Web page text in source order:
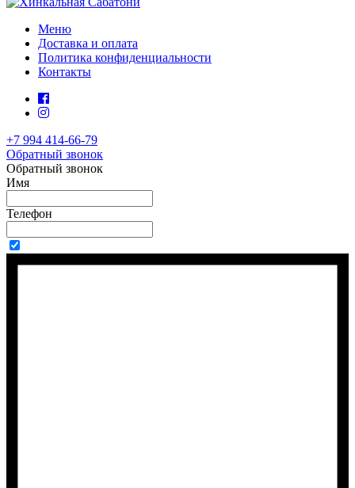
Меню
Доставка и оплата
Политика конфиденциальности
Контакты
+7 994 414-66-79
Обратный звонок
Обратный звонок
Имя
Телефон